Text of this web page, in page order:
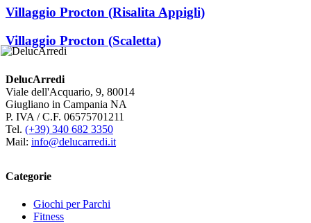
Villaggio Procton (Risalita Appigli)
Villaggio Procton (Scaletta)
DelucArredi
Viale dell'Acquario, 9, 80014
Giugliano in Campania NA
P. IVA / C.F. 06575701211
Tel. (+39) 340 682 3350
Mail: info@delucarredi.it
Categorie
Giochi per Parchi
Fitness